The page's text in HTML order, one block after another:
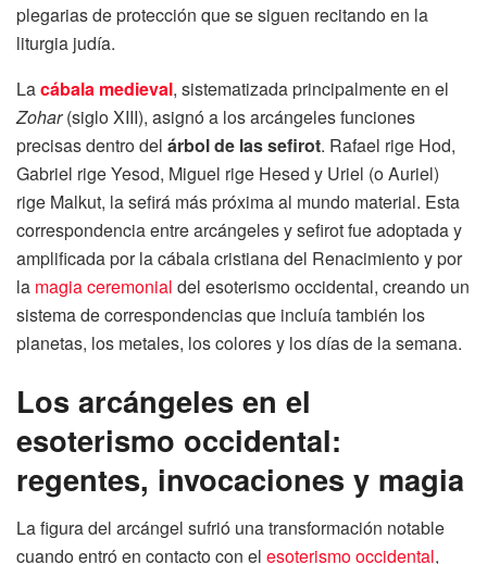
plegarias de protección que se siguen recitando en la
liturgia judía.
Lacábala medieval, sistematizada principalmente en el
Zohar(siglo XIII), asignó a los arcángeles funciones
precisas dentro del árbol de las sefirot. Rafael rige Hod,
Gabriel rige Yesod, Miguel rige Hesed y Uriel (o Auriel)
rige Malkut, la sefirá más próxima al mundo material. Esta
correspondencia entre arcángeles y sefirot fue adoptada y
amplificada por la cábala cristiana del Renacimiento y por
la magia ceremonial del esoterismo occidental, creando un
sistema de correspondencias que incluía también los
planetas, los metales, los colores y los días de la semana.
Los arcángeles en el
esoterismo occidental:
regentes, invocaciones y magia
La figura del arcángel sufrió una transformación notable
cuando entró en contacto con el esoterismo occidental,